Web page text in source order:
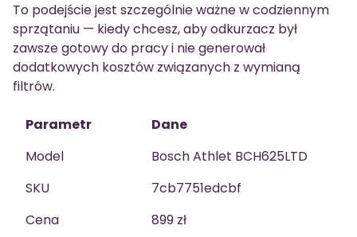
To podejście jest szczególnie ważne w codziennym
sprzątaniu — kiedy chcesz, aby odkurzacz był
zawsze gotowy do pracy i nie generował
dodatkowych kosztów związanych z wymianą
filtrów.
Parametr
Dane
Model
Bosch Athlet BCH625LTD
SKU
7cb7751edcbf
Cena
899 zł